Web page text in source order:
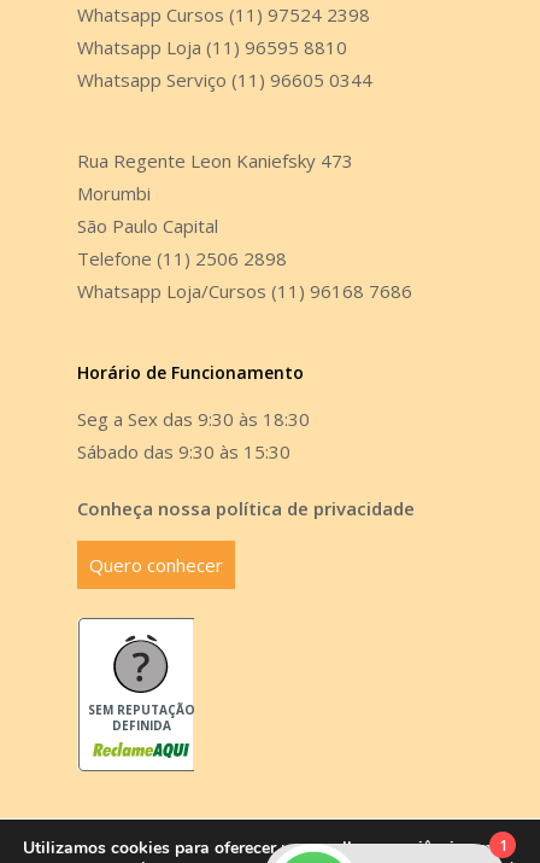
Whatsapp Cursos (11) 97524 2398
Whatsapp Loja (11) 96595 8810
Whatsapp Serviço (11) 96605 0344
Rua Regente Leon Kaniefsky 473
Morumbi
São Paulo Capital
Telefone (11) 2506 2898
Whatsapp Loja/Cursos (11) 96168 7686
Horário de Funcionamento
Seg a Sex das 9:30 às 18:30
Sábado das 9:30 às 15:30
Conheça nossa política de privacidade
Quero conhecer
SEM REPUTAÇÃO
DEFINIDA
Utilizamos cookies para oferecer uma melhor experiência em 1